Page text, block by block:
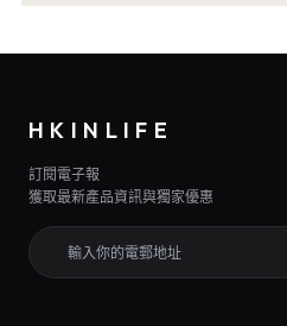
HKINLIFE
訂閱電子報
獲取最新產品資訊與獨家優惠